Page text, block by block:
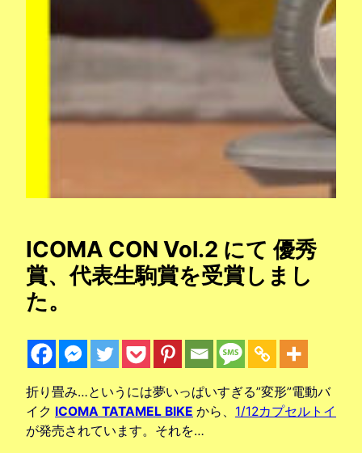
ICOMA CON Vol.2 にて 優秀
賞、代表生駒賞を受賞しまし
た。
折り畳み…というには夢いっぱいすぎる”変形”電動バ
イク ICOMA TATAMEL BIKE から、 1/12カプセルトイ
が発売されています。それを…